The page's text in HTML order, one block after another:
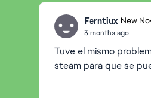
Ferntiux New
3 months ago
Tuve el mismo
steam para que se